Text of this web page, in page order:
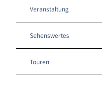
Veranstaltung
Sehenswertes
Touren